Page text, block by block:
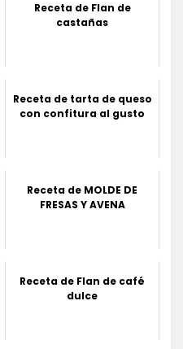
Receta de Flan de
castañas
Receta de tarta de queso
con confitura al gusto
Receta de MOLDE DE
FRESAS Y AVENA
Receta de Flan de café
dulce